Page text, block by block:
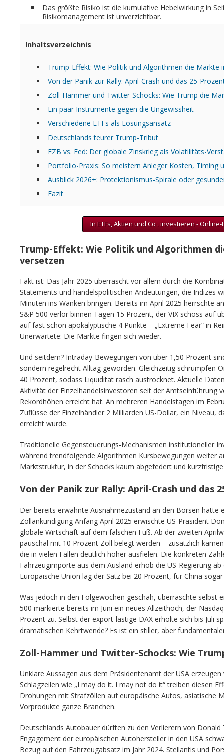
Das größte Risiko ist die kumulative Hebelwirkung in
Risikomanagement ist unverzichtbar.
Inhaltsverzeichnis
Trump-Effekt: Wie Politik und Algorithmen die Märkte
Von der Panik zur Rally: April-Crash und das 25-
Zoll-Hammer und Twitter-Schocks: Wie Trump die
Ein paar Instrumente gegen die Ungewissheit
Verschiedene ETFs als Lösungsansatz
Deutschlands teurer Trump-Tribut
EZB vs. Fed: Der globale Zinskrieg als Volatilitäts-
Portfolio-Praxis: So meistern Anleger Kosten, Timing
Ausblick 2026+: Protektionismus-Spirale oder
Fazit
In ETFs, Aktien und Co . investieren -
Trump-Effekt: Wie Politik und Algorithmen
versetzen
Fakt ist: Das Jahr 2025 überrascht vor allem durch die
Statements und handelspolitischen Andeutungen, die Indizes
Minuten ins Wanken bringen. Bereits im April 2025 herrschte
S&P 500 verlor binnen Tagen 15 Prozent, der VIX schoss auf
auf fast schon apokalyptische 4 Punkte – „Extreme Fear“ in
Unerwartete: Die Märkte fingen sich wieder.
Und seitdem? Intraday-Bewegungen von über 1,50 Prozent
sondern regelrecht Alltag geworden. Gleichzeitig schrumpfen
40 Prozent, sodass Liquidität rasch austrocknet. Aktuelle
Aktivität der Einzelhandelsinvestoren seit der Amtseinführung
Rekordhöhen erreicht hat. An mehreren Handelstagen im
Zuflüsse der Einzelhändler 2 Milliarden US-Dollar, ein Niveau,
erreicht wurde.
Traditionelle Gegensteuerungs-Mechanismen institutioneller
während trendfolgende Algorithmen Kursbewegungen weiter
Marktstruktur, in der Schocks kaum abgefedert und
Von der Panik zur Rally: April-Crash und das
Der bereits erwähnte Ausnahmezustand an den Börsen hatte
Zollankündigung Anfang April 2025 erwischte US-Präsident
globale Wirtschaft auf dem falschen Fuß. Ab der zweiten
pauschal mit 10 Prozent Zoll belegt werden – zusätzlich
die in vielen Fällen deutlich höher ausfielen. Die konkreten
Fahrzeugimporte aus dem Ausland erhob die US-Regierung
Europäische Union lag der Satz bei 20 Prozent, für China
Was jedoch in den Folgewochen geschah, überraschte selbst
500 markierte bereits im Juni ein neues Allzeithoch, der
Prozent zu. Selbst der export-lastige DAX erholte sich bis Juli
dramatischen Kehrtwende? Es ist ein stiller, aber
Zoll-Hammer und Twitter-Schocks: Wie
Unklare Aussagen aus dem Präsidentenamt der USA
Schlagzeilen wie „I may do it. I may not do it“ treiben diesen
Drohungen mit Strafzöllen auf europäische Autos, asiatische
Vorprodukte ganze Branchen.
Deutschlands Autobauer dürften zu den Verlierern von
Engagement der europäischen Autohersteller in den USA
Bezug auf den Fahrzeugabsatz im Jahr 2024. Stellantis und